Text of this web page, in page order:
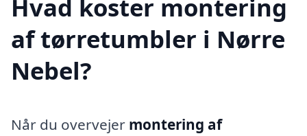
Hvad koster montering
af tørretumbler i Nørre
Nebel?
Når du overvejer montering af